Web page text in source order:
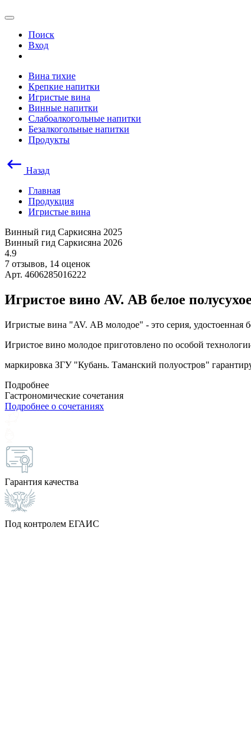
Поиск
Вход
Вина тихие
Крепкие напитки
Игристые вина
Винные напитки
Слабоалкогольные напитки
Безалкогольные напитки
Продукты
Назад
Главная
Продукция
Игристые вина
Винный гид Саркисяна 2025
Винный гид Саркисяна 2026
4.9
7 отзывов, 14 оценок
Арт. 4606285016222
Игристое вино AV. АВ белое полусухое
Игристые вина "AV. АВ молодое" - это серия, удостоенная
Игристое вино молодое приготовлено по особой
маркировка ЗГУ "Кубань. Таманский полуостров"
Подробнее
Гастрономические сочетания
Подробнее о сочетаниях
Гарантия качества
Под контролем ЕГАИС